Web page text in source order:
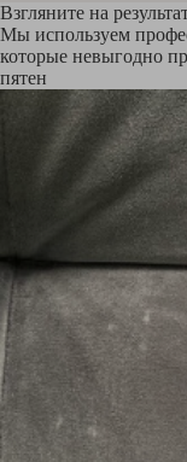
Взгляните на
Мы используем
которые невыгодно
пятен